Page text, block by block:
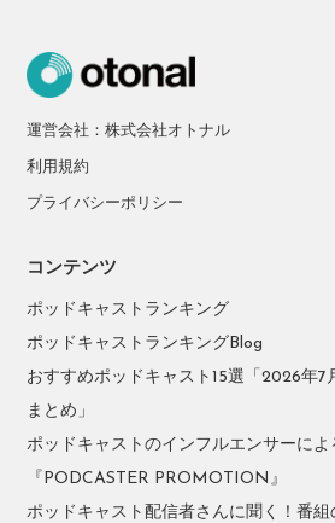
運営会社：株式会社オトナル
利用規約
プライバシーポリシー
コンテンツ
ポッドキャストランキング
ポッドキャストランキングBlog
おすすめポッドキャスト15選「2026年7
まとめ」
ポッドキャストのインフルエンサーに
『PODCASTER PROMOTION』
ポッドキャスト配信者さんに聞く！番